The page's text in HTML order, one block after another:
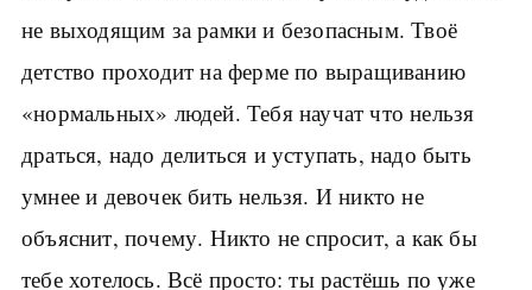
не выходящим за рамки и безопасным. Твоё
детство проходит на ферме по выращиванию
«нормальных» людей. Тебя научат что нельзя
драться, надо делиться и уступать, надо быть
умнее и девочек бить нельзя. И никто не
объяснит, почему. Никто не спросит, а как бы
тебе хотелось. Всё просто: ты растёшь по уже